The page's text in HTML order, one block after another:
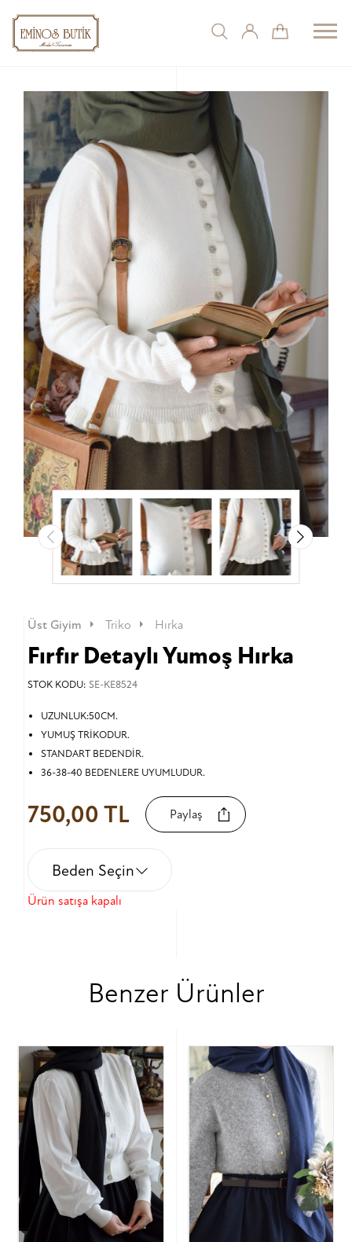
Üst Giyim Triko Hırka
Fırfır Detaylı Yumoş Hırka
STOK KODU: SE-KE8524
UZUNLUK:50CM.
YUMUŞ TRİKODUR.
STANDART BEDENDİR.
36-38-40 BEDENLERE UYUMLUDUR.
750,00 TL Paylaş
Beden Seçin
Ürün satışa kapalı
Benzer Ürünler